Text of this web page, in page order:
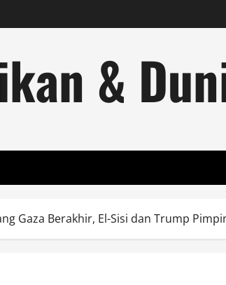
&
Gaza Berakhir, El-Sisi dan Trump